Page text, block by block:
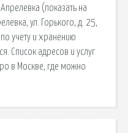
(показать на
ул. Горького, д. 25,
учету и хранению
Список адресов и услуг
в Москве, где можно